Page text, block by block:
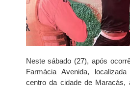
Neste sábado (27), após
Farmácia Avenida,
centro da cidade de Maracás,